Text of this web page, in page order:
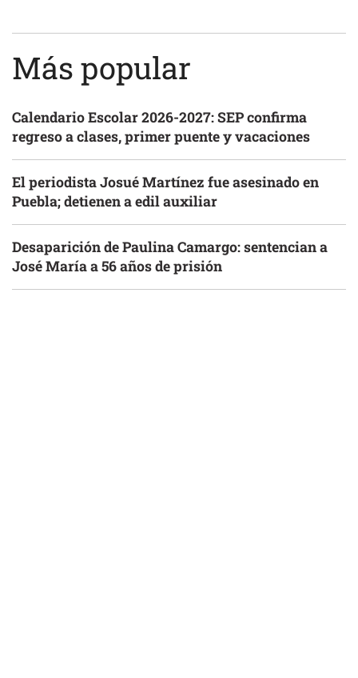
Más popular
Calendario Escolar 2026-2027: SEP confirma
regreso a clases, primer puente y vacaciones
El periodista Josué Martínez fue asesinado en
Puebla; detienen a edil auxiliar
Desaparición de Paulina Camargo: sentencian a
José María a 56 años de prisión